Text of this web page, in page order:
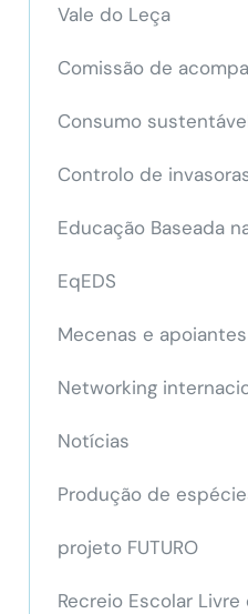
Vale do Leça
Comissão de
Consumo
Controlo de
Educação Baseada
EqEDS
Mecenas e apoiantes
Networking
Notícias
Produção de
projeto FUTURO
Recreio Escolar Livre